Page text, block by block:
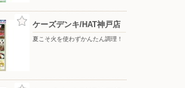
ケーズデンキ/HAT神戸店
夏こそ火を使わずかんたん調理！